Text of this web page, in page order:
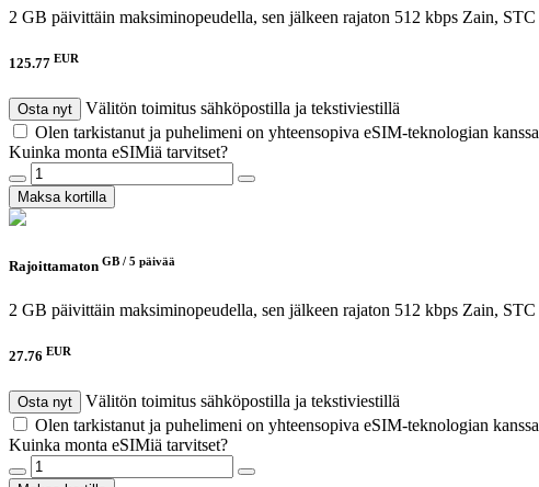
2 GB päivittäin maksiminopeudella, sen jälkeen rajaton 512 kbps Zain, STC
125.77 EUR
Osta nyt
Välitön toimitus sähköpostilla ja tekstiviestillä
Olen tarkistanut ja puhelimeni on yhteensopiva eSIM-teknologian kanssa
Kuinka monta eSIMiä tarvitset?
Maksa kortilla
Rajoittamaton GB / 5 päivää
2 GB päivittäin maksiminopeudella, sen jälkeen rajaton 512 kbps Zain, STC
27.76 EUR
Osta nyt
Välitön toimitus sähköpostilla ja tekstiviestillä
Olen tarkistanut ja puhelimeni on yhteensopiva eSIM-teknologian kanssa
Kuinka monta eSIMiä tarvitset?